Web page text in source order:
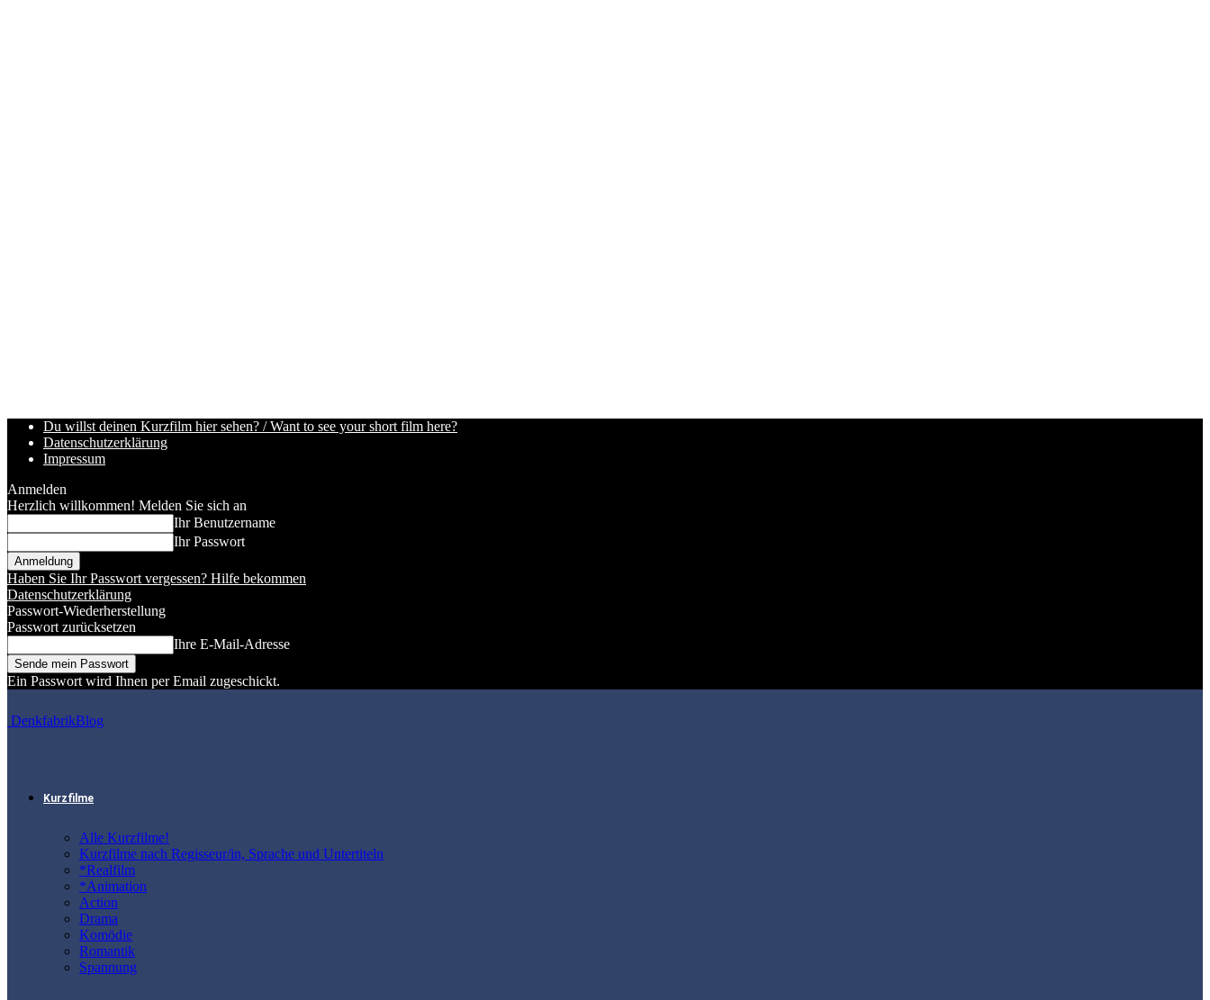
Du willst deinen Kurzfilm hier sehen? / Want to see your short film here?
Datenschutzerklärung
Impressum
Anmelden
Herzlich willkommen! Melden Sie sich an
Ihr Benutzername
Ihr Passwort
Haben Sie Ihr Passwort vergessen? Hilfe bekommen
Datenschutzerklärung
Passwort-Wiederherstellung
Passwort zurücksetzen
Ihre E-Mail-Adresse
Ein Passwort wird Ihnen per Email zugeschickt.
DenkfabrikBlog
Kurzfilme
Alle Kurzfilme!
Kurzfilme nach Regisseur/in, Sprache und Untertiteln
*Realfilm
*Animation
Action
Drama
Komödie
Romantik
Spannung